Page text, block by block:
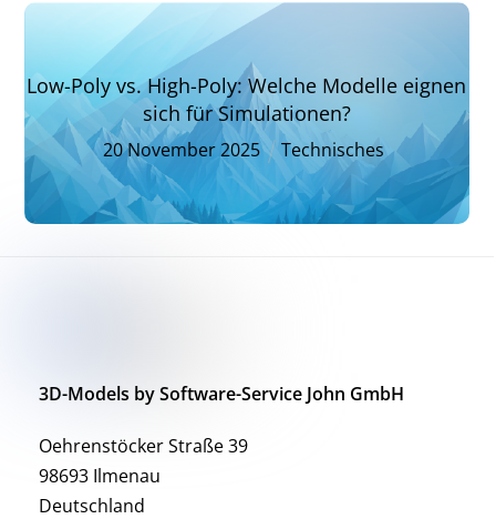
Low-Poly vs. High-Poly: Welche Modelle eignen
sich für Simulationen?
20November2025 Technisches
3D-Models by Software-Service John GmbH
Oehrenstöcker Straße 39
98693 Ilmenau
Deutschland